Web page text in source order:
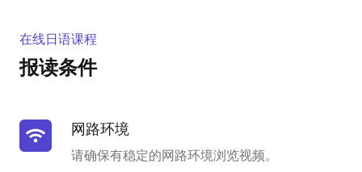
在线日语课程
报读条件
网路环境
请确保有稳定的网路环境浏览视频。